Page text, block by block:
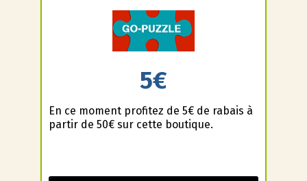
5€
En ce moment profitez de 5€ de rabais à
partir de 50€ sur cette boutique.